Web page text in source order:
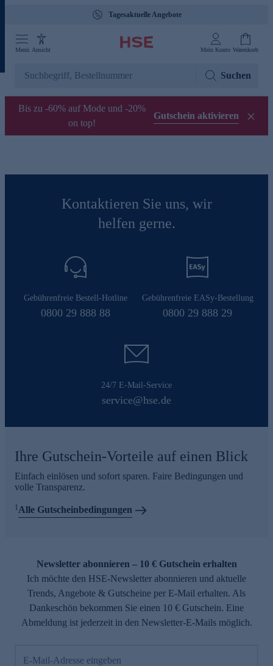
Tagesaktuelle Angebote
Menü Ansicht Mein Konto Warenkorb
Suchen
Bis zu -60% auf Mode und -20%
on top!
Gutschein aktivieren
Kontaktieren Sie uns, wir
helfen gerne.
Gebührenfreie Bestell-Hotline
0800 29 888 88
Gebührenfreie EASy-Bestellung
0800 29 888 29
24/7 E-Mail-Service
service@hse.de
Ihre Gutschein-Vorteile auf einen Blick
Einfach einlösen und sofort sparen. Faire Bedingungen und
volle Transparenz.
1Alle Gutscheinbedingungen
Newsletter abonnieren – 10 € Gutschein erhalten
Ich möchte den HSE-Newsletter abonnieren und aktuelle
Trends, Angebote & Gutscheine per E-Mail erhalten. Als
Dankeschön bekommen Sie einen 10 € Gutschein. Eine
Abmeldung ist jederzeit in den Newsletter-E-Mails möglich.
E-Mail-Adresse eingeben